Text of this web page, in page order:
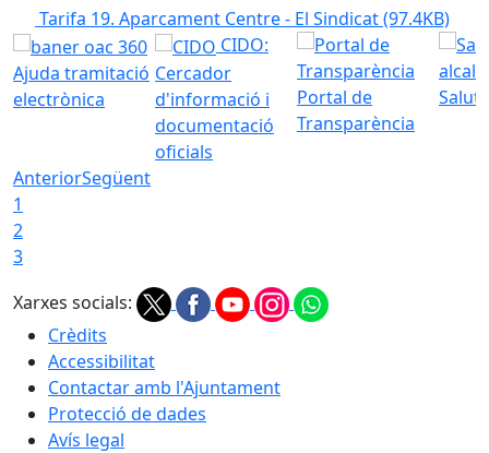
Tarifa 19. Aparcament Centre - El Sindicat(97.4KB)
Ajuda tramitació
electrònica
CIDO:
Cercador
d'informació i
documentació
oficials
Portal de
Transparència
AnteriorSegüent
1
2
3
Xarxes socials:
Crèdits
Accessibilitat
Contactar amb l'Ajuntament
Protecció de dades
Avís legal